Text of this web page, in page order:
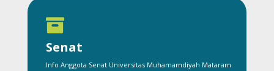

Senat
Info Anggota Senat Universitas Muhamamdiyah Mataram